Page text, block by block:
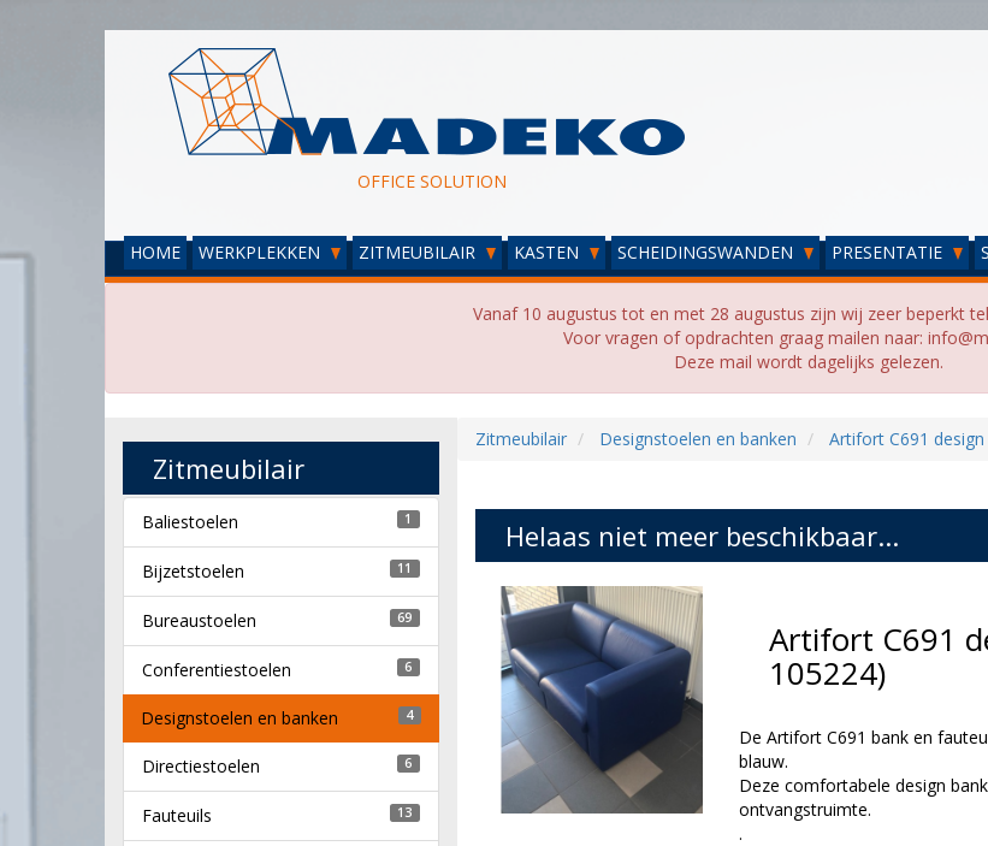
OFFICE SOLUTION
HOME WERKPLEKKEN ZITMEUBILAIR KASTEN SCHEIDINGSWANDEN PRESENTATIE
Vanaf 10 augustus tot en met 28 augustus zijn wij zeer beperkt
Voor vragen of opdrachten graag mailen naar:
Deze mail wordt dagelijks gelezen.
Zitmeubilair Designstoelen en banken Artifort C691
Helaas niet meer beschikbaar...
Artifort C691
105224)
De Artifort C691 bank en
blauw.
Deze comfortabele design
ontvangstruimte.
.
Zitmeubilair
Baliestoelen 1
Bijzetstoelen 11
Bureaustoelen 69
Conferentiestoelen 6
Designstoelen en banken 4
Directiestoelen 6
Fauteuils 13